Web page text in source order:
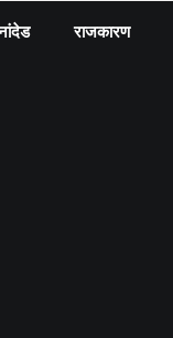
राजकारण